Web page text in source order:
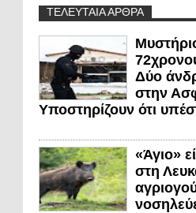
ΤΕΛΕΥΤΑΙΑ ΑΡΘΡΑ
Δύο
στην
Υποστηρίζουν ότι
«Άγιο»
στη